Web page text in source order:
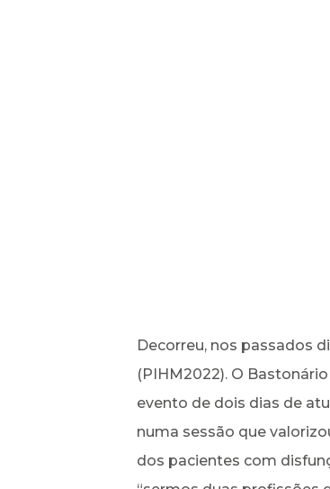
Decorreu, nos passados
(PIHM2022). O
evento de dois dias de
numa sessão que
dos pacientes com